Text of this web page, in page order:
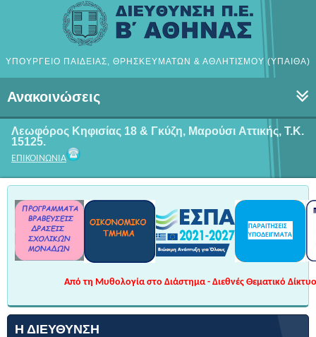
ΥΠΟΥΡΓΕΙΟ ΠΑΙΔΕΙΑΣ, ΘΡΗΣΚΕΥΜΑΤΩΝ & ΑΘΛΗΤΙΣΜΟΥ (ΥΠΑΙΘΑ)
Ανακοινώσεις
Λεωφόρος Κηφισίας 18 & Γκύζη, Μαρούσι Αττικής, Τ.Κ.
15125.
ΕΠΙΚΟΙΝΩΝΙΑ
Από τη Μυθολογία στο Διάστημα - Διεθνές Θεματικό
Η ΔΙΕΎΘΥΝΣΗ